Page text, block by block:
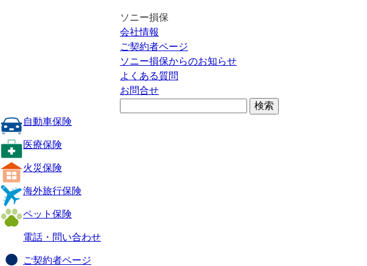
ソニー損保
会社情報
ご契約者ページ
ソニー損保からのお知らせ
よくある質問
お問合せ
自動車保険
医療保険
火災保険
海外旅行保険
ペット保険
電話・問い合わせ
ご契約者ページ